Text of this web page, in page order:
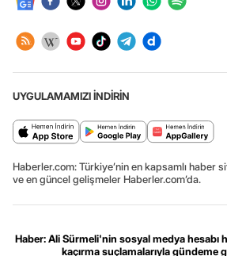
UYGULAMAMIZI İNDİRİN
Haberler.com: Türkiye’nin en kapsamlı haber
ve en güncel gelişmeler Haberler.com’da.
Haber: Ali Sürmeli'nin sosyal medya hesabı
kaçırma suçlamalarıyla gündeme